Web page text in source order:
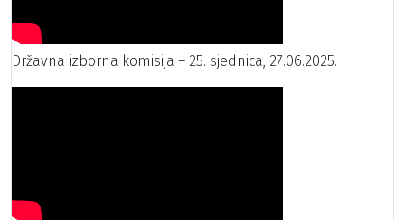
Državna izborna komisija – 25. sjednica, 27.06.2025.